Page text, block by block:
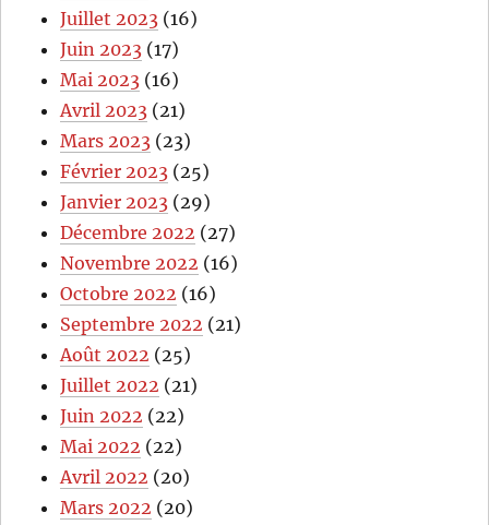
Juillet 2023 (16)
Juin 2023 (17)
Mai 2023 (16)
Avril 2023 (21)
Mars 2023 (23)
Février 2023 (25)
Janvier 2023 (29)
Décembre 2022 (27)
Novembre 2022 (16)
Octobre 2022 (16)
Septembre 2022 (21)
Août 2022 (25)
Juillet 2022 (21)
Juin 2022 (22)
Mai 2022 (22)
Avril 2022 (20)
Mars 2022 (20)